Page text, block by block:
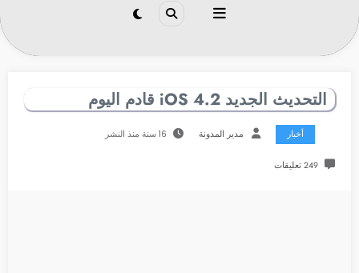
التحديث الجديد 4.2 iOS قادم اليوم
أخبار مدير المدونة 16 سنة منذ النشر
249 تعليقات